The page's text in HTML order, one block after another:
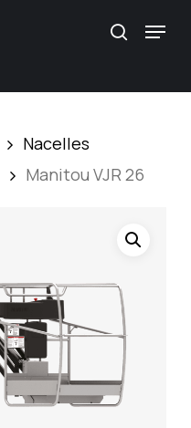
Menu
Nacelles
Manitou VJR 26